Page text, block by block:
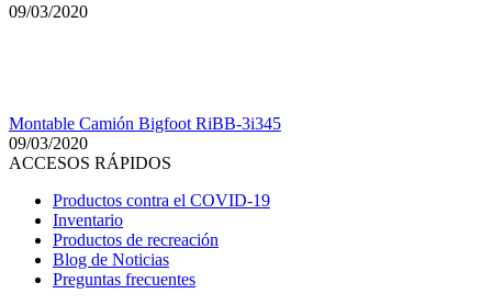
09/03/2020
Montable Camión Bigfoot RiBB-3i345
09/03/2020
ACCESOS RÁPIDOS
Productos contra el COVID-19
Inventario
Productos de recreación
Blog de Noticias
Preguntas frecuentes